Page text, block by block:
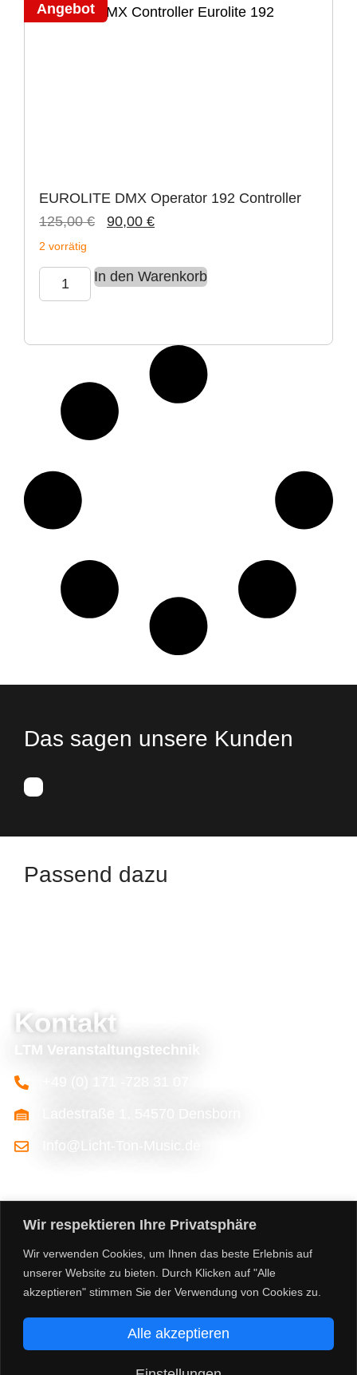
Wir respektieren Ihre Privatsphäre
Wir verwenden Cookies, um Ihnen das beste Erlebnis auf
unserer Website zu bieten. Durch Klicken auf "Alle
akzeptieren" stimmen Sie der Verwendung von Cookies zu.
Alle akzeptieren
Angebot
EUROLITE DMX Operator 192 Controller
125,00€ 90,00 €
2 vorrätig
In den Warenkorb
Das sagen unsere Kunden
Passend dazu
Kontakt
LTM Veranstaltungstechnik
©2026 licht-ton-music.de